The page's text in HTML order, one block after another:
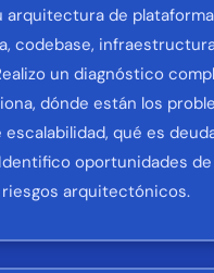
arquitectura de plataforma
codebase,
un diagnóstico
dónde están los
escalabilidad, qué es
oportunidades de
riesgos arquitectónicos.